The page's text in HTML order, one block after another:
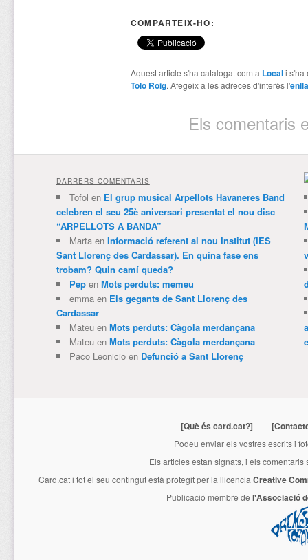
COMPARTEIX-HO:
Aquest article s'ha catalogat com a Locali s'ha
Tolo Roig. Afegeix a les adreces d'interès l'
Els comentaris
DARRERS COMENTARIS
Tofol en El grup musical Arpellots Havaneres Band
celebren el seu 25è aniversari presentat el nou disc
“ARPELLOTS A BANDA”
Martaen Informació referent al nou Institut (IES
Sant Llorenç des Cardassar). En quina fase ens
trobam? Quin camí queda?
Pepen Mots perduts: memeu
emmaen Els gegants de Sant Llorenç des
Cardassar
Mateuen Mots perduts: Càgola merdançana
Mateuen Mots perduts: Càgola merdançana
Paco Leonicioen Defunció a Sant Llorenç
[Què és card.cat?]
Podeu enviar els vostres escrits i
Els articles estan signats, i els
Card.cati tot el seu contingut està protegit per la llicencia Creative
Publicació membre de l'Associació